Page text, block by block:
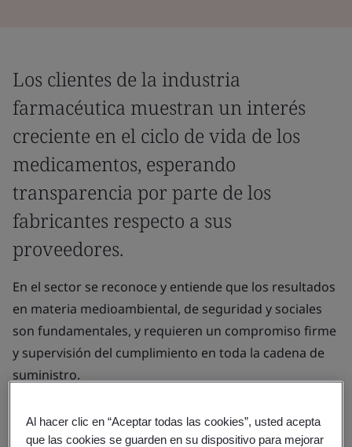
Los clientes de la industria
farmacéutica muestran un interés
creciente en el ciclo de vida de los
medicamentos, esperando
transparencia por parte de los
fabricantes respecto a sus
proveedores.
En el sector se reconoce y entiende que los resultados
en materia medioambiental, de seguridad y sociales
son fundamentales, y requieren un compromiso firme
y supervisión del cumplimiento en toda la cadena de
suministro.
En BSI, nos esforzamos por apoyar a la industria
farmacéutica en la promoción de las buenas prácticas
Al hacer clic en “Aceptar todas las cookies”, usted acepta
que las cookies se guarden en su dispositivo para mejorar